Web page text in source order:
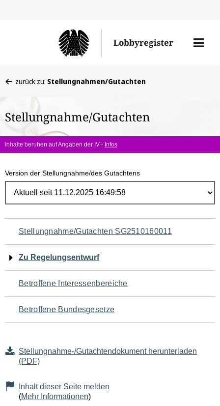
Lobbyregister
Menü
befinden
hier:
zurück zu: Stellungnahmen/Gutachten
Stellungnahme/Gutachten
Inhalte beruhen auf Angaben der IV - Infos
Version der Stellungnahme/des Gutachtens
Navigation
für
den
Seiteninhalt
Stellungnahme/Gutachten SG2510160011
Zu Regelungsentwurf
Betroffene Interessenbereiche
Betroffene Bundesgesetze
Stellungnahme-/Gutachtendokument herunterladen
(PDF)
Inhalt dieser Seite melden
(Mehr Informationen)